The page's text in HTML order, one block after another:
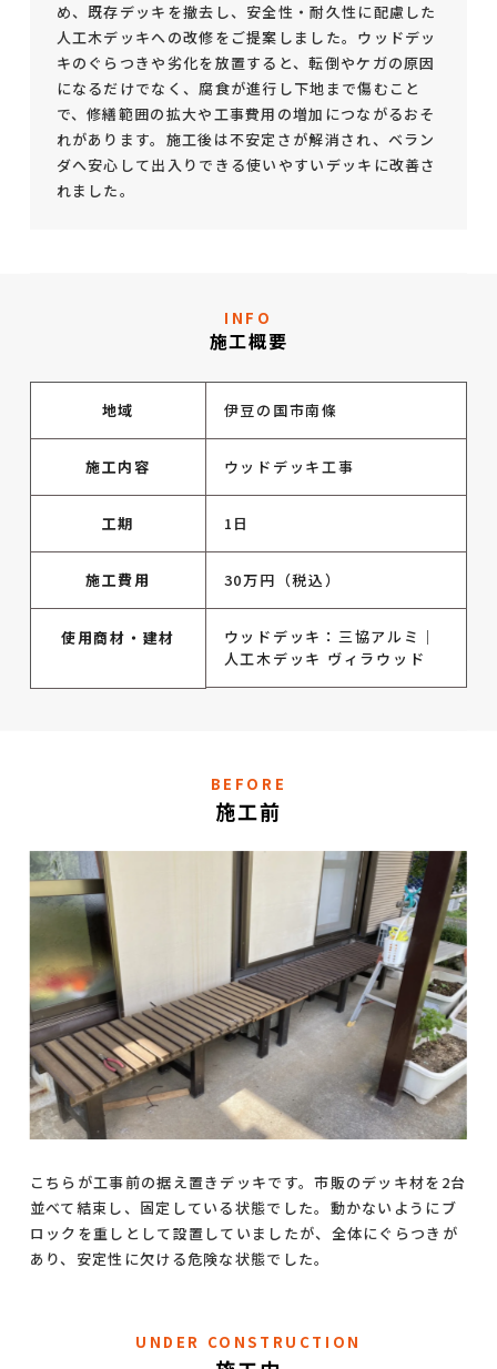
め、既存デッキを撤去し、安全性・耐久性に配慮した
人工木デッキへの改修をご提案しました。ウッドデッ
キのぐらつきや劣化を放置すると、転倒やケガの原因
になるだけでなく、腐食が進行し下地まで傷むこと
で、修繕範囲の拡大や工事費用の増加につながるおそ
れがあります。施工後は不安定さが解消され、ベラン
ダへ安心して出入りできる使いやすいデッキに改善さ
れました。
INFO
施工概要
地域 伊豆の国市南條
施工内容 ウッドデッキ工事
工期 1日
施工費用 30万円（税込）
使用商材・建材
ウッドデッキ：三協アルミ｜
人工木デッキ ヴィラウッド
BEFORE
施工前
こちらが工事前の据え置きデッキです。市販のデッキ材を2台
並べて結束し、固定している状態でした。動かないようにブ
ロックを重しとして設置していましたが、全体にぐらつきが
あり、安定性に欠ける危険な状態でした。
UNDER CONSTRUCTION